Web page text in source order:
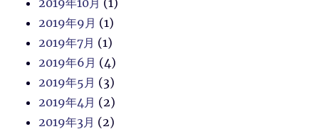
2019年10月 (1)
2019年9月 (1)
2019年7月 (1)
2019年6月 (4)
2019年5月 (3)
2019年4月 (2)
2019年3月 (2)